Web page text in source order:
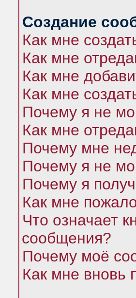
Создание
Как мне
Как мне
Как мне
Как мне
Почему я не
Как мне
Почему мне
Почему я не
Почему я
Как мне
Что означает
сообщения?
Почему моё
Как мне вновь